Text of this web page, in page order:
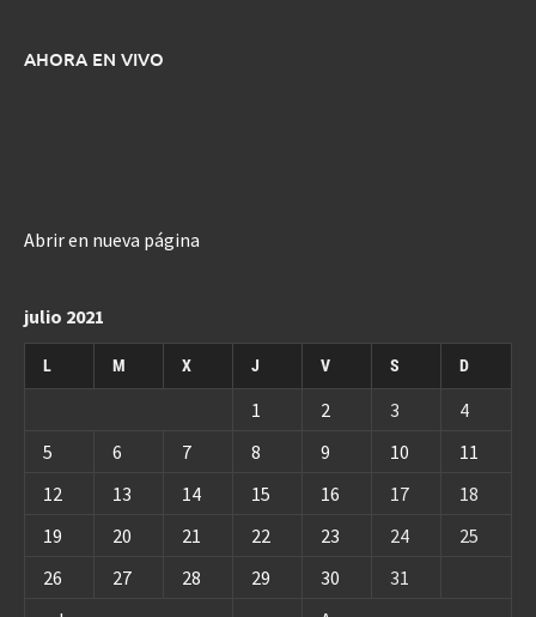
AHORA EN VIVO
Abrir en nueva página
julio 2021
L M X J V S D
1 2 3
4
5
6 7 8 9 10
11
12
13 14 15 16 17
18
19
20 21 22 23 24
25
26
27 28 29 30 31